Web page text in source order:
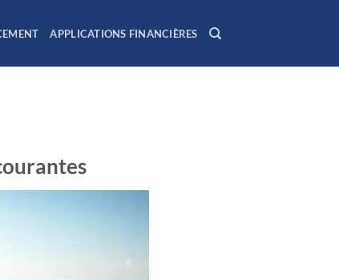
APPLICATIONS FINANCIÈRES